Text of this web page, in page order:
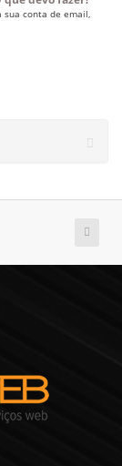
sua conta de email,